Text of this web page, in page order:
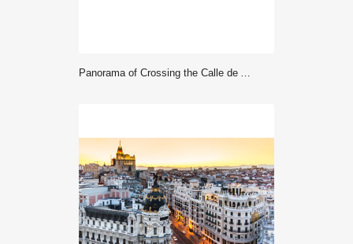
Panorama of Crossing the Calle de Alcala and Gran Via in Madrid